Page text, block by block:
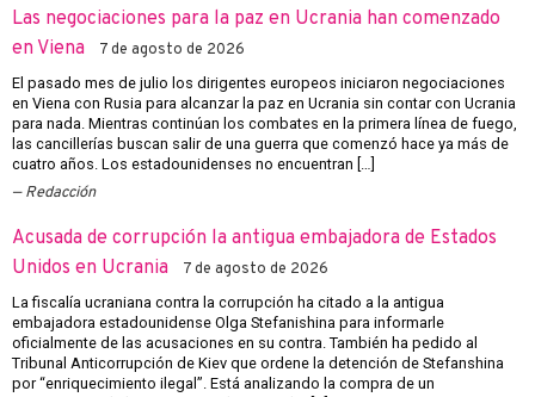
Las negociaciones para la paz en Ucrania han comenzado
en Viena
7 de agosto de 2026
El pasado mes de julio los dirigentes europeos iniciaron negociaciones
en Viena con Rusia para alcanzar la paz en Ucrania sin contar con Ucrania
para nada. Mientras continúan los combates en la primera línea de fuego,
las cancillerías buscan salir de una guerra que comenzó hace ya más de
cuatro años. Los estadounidenses no encuentran […]
Redacción
Acusada de corrupción la antigua embajadora de Estados
Unidos en Ucrania
7 de agosto de 2026
La fiscalía ucraniana contra la corrupción ha citado a la antigua
embajadora estadounidense Olga Stefanishina para informarle
oficialmente de las acusaciones en su contra. También ha pedido al
Tribunal Anticorrupción de Kiev que ordene la detención de Stefanshina
por “enriquecimiento ilegal”. Está analizando la compra de un